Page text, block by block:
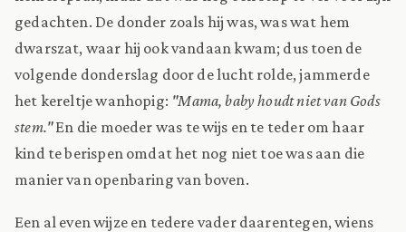
gedachten. De donder zoals hij was, was wat hem
dwarszat, waar hij ook vandaan kwam; dus toen de
volgende donderslag door de lucht rolde, jammerde
het kereltje wanhopig: "Mama, baby houdt niet van Gods
stem."En die moeder was te wijs en te teder om haar
kind te berispen omdat het nog niet toe was aan die
manier van openbaring van boven.
Een al even wijze en tedere vader daarentegen, wiens